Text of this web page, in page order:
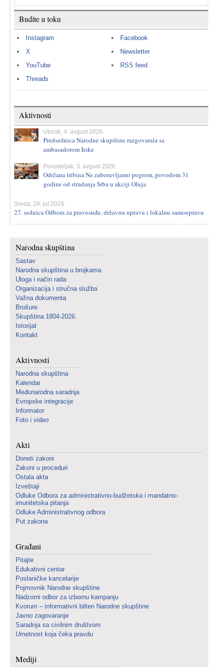
Budite u toku
Instagram
X
YouTube
Threads
Facebook
Newsletter
RSS feed
Aktivnosti
Utorak, 4. avgust 2026.
Predsednica Narodne skupštine razgovarala sa
ambasadorom Irske
Ponedeljak, 3. avgust 2026.
Održana tribina Ne zaboravljamo pogrom, povodom 31
godine od stradanja Srba u akciji Oluja
Sreda, 29. jul 2026.
27. sednica Odbora za pravosuđe, državnu upravu i lokalnu samoupravu
Narodna skupština
Sastav
Narodna skupština u brojkama
Uloga i način rada
Organizacija i stručna služba
Važna dokumenta
Brošure
Skupština 1804-2026.
Istorijat
Kontakt
Aktivnosti
Narodna skupština
Kalendar
Međunarodna saradnja
Evropske integracije
Informator
Foto i video
Akti
Doneti zakoni
Zakoni u proceduri
Ostala akta
Izveštaji
Odluke Odbora za administrativno-budžetska i mandatno-
imunitetska pitanja
Odluke Administrativnog odbora
Put zakona
Građani
Pitajte
Edukativni centar
Poslaničke kancelarije
Pojmovnik Narodne skupštine
Nadzorni odbor za izbornu kampanju
Kvorum – informativni bilten Narodne skupštine
Javno zagovaranje
Saradnja sa civilnim društvom
Umetnost koja čeka pravdu
Mediji